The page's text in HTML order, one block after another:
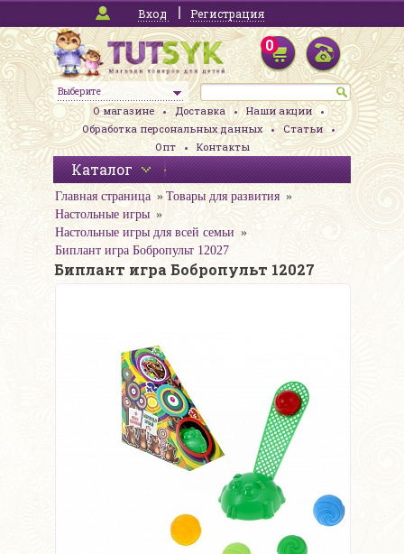
Вход Регистрация
Выберите
0
О магазине Доставка
Наши акции
Обработка персональных данных
Статьи
Опт
Контакты
Каталог
Главная страница
Товары для развития
Настольные игры
Настольные игры для всей семьи
Биплант игра Бобропульт 12027
Биплант игра Бобропульт 12027